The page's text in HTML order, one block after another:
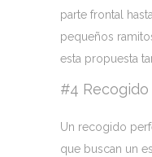
parte frontal
pequeños
esta propuesta
#4
Un recogido
que buscan un